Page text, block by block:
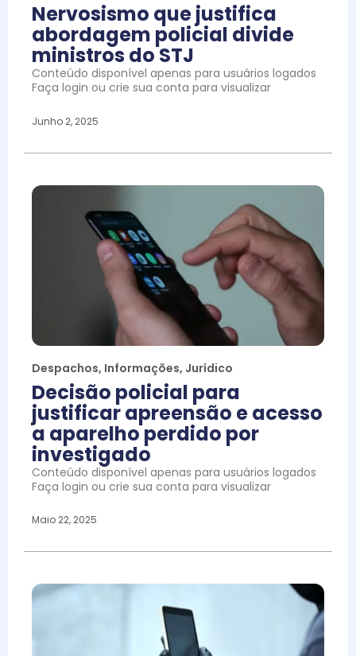
Nervosismo que justifica
abordagem policial divide
ministros do STJ
Conteúdo disponível apenas para usuários logados
Faça login ou crie sua conta para visualizar
Junho 2, 2025
Despachos, Informações, Jurídico
Decisão policial para
justificar apreensão e acesso
a aparelho perdido por
investigado
Conteúdo disponível apenas para usuários logados
Faça login ou crie sua conta para visualizar
Maio 22, 2025